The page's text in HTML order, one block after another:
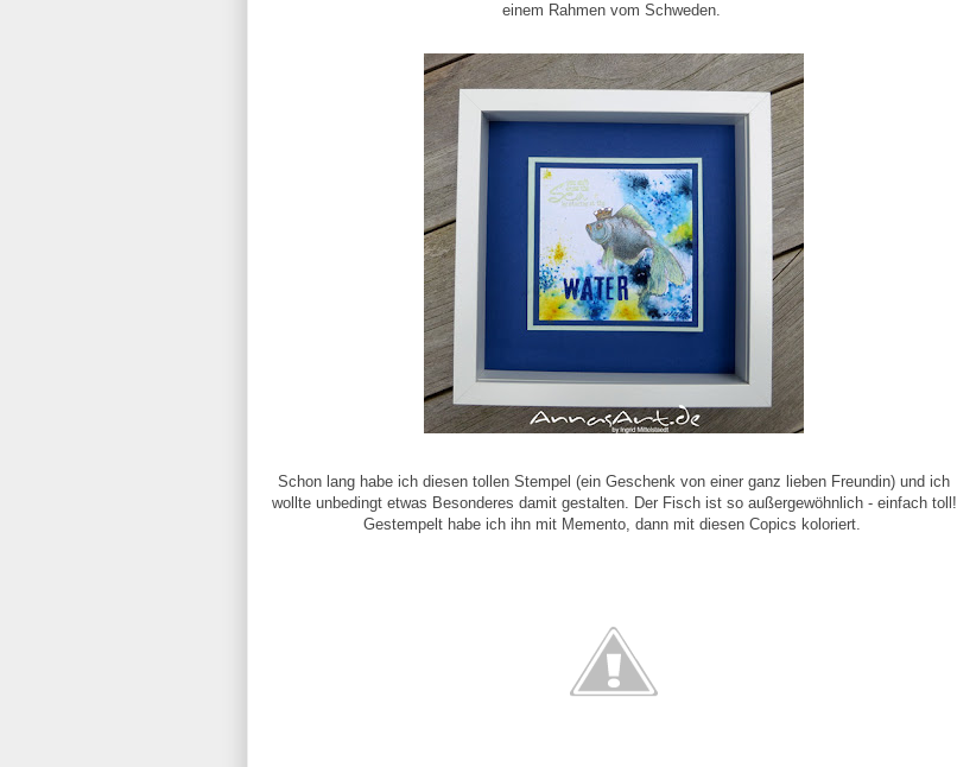
einem Rahmen vom Schweden.
Schon lang habe ich diesen tollen Stempel (ein Geschenk von einer ganz lieben Freundin) und ich
wollte unbedingt etwas Besonderes damit gestalten. Der Fisch ist so außergewöhnlich - einfach toll!
Gestempelt habe ich ihn mit Memento, dann mit diesen Copics koloriert.